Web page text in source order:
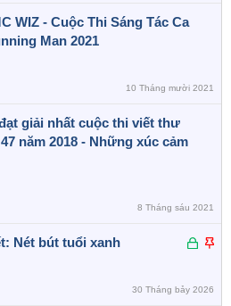
WIZ - Cuộc Thi Sáng Tác Ca
Man 2021
10 Tháng mười 2021
giải nhất cuộc thi viết thư
năm 2018 - Những xúc cảm
8 Tháng sáu 2021
Đ
h
D
Nét bút tuổi xanh
30 Tháng bảy 2026